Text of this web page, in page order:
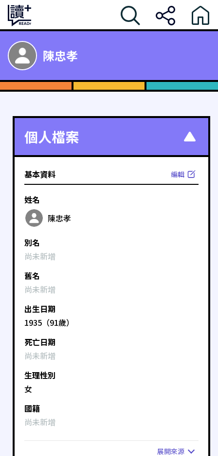
陳忠孝
個人檔案
基本資料 編輯
姓名
陳忠孝
別名
尚未新增
舊名
尚未新增
出生日期
1935（91歲）
死亡日期
尚未新增
生理性別
女
國籍
尚未新增
展開來源